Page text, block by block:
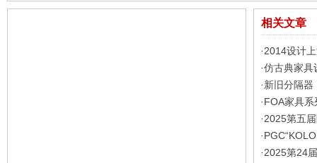
相关文章
· 2014设计
·仿古典家具
· 新旧分隔器
· FOA家具系
· 2025第五
·
· 2025第24